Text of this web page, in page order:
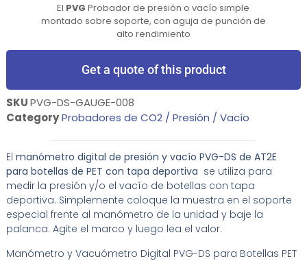
El PVG Probador de presión o vacío simple
montado sobre soporte, con aguja de punción de
alto rendimiento
Get a quote of this product
SKUPVG-DS-GAUGE-008
CategoryProbadores de CO2 / Presión / Vacío
El manómetro digital de presión y vacío PVG-DS de AT2E
para botellas de PET con tapa deportiva se utiliza para
medir la presión y/o el vacío de botellas con tapa
deportiva. Simplemente coloque la muestra en el soporte
especial frente al manómetro de la unidad y baje la
palanca. Agite el marco y luego lea el valor.
Manómetro y Vacuómetro Digital PVG-DS para Botellas PET